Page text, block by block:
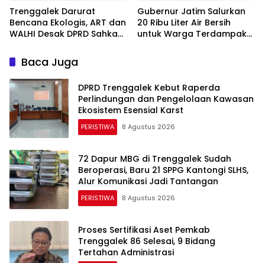
Trenggalek Darurat
Bencana Ekologis, ART dan
WALHI Desak DPRD Sahkan
Gubernur Jatim Salurkan
20 Ribu Liter Air Bersih
untuk Warga Terdampak
Baca Juga
DPRD Trenggalek Kebut Raperda
Perlindungan dan Pengelolaan Kawasan
Ekosistem Esensial Karst
PERISTIWA 8 Agustus 2026
72 Dapur MBG di Trenggalek Sudah
Beroperasi, Baru 21 SPPG Kantongi SLHS,
Alur Komunikasi Jadi Tantangan
PERISTIWA 8 Agustus 2026
Proses Sertifikasi Aset Pemkab
Trenggalek 86 Selesai, 9 Bidang
Tertahan Administrasi